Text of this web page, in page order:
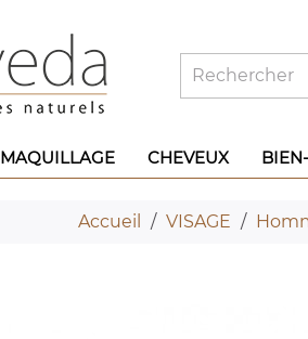
MAQUILLAGE CHEVEUX
Accueil VISAGE